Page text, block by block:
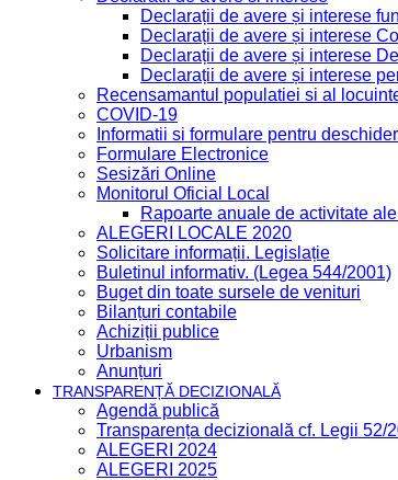
Declarații de avere și interese
Declarații de avere și interese
Declarații de avere și interese
Declarații de avere și interese
Recensamantul populatiei si al
COVID-19
Informatii si formulare pentru
Formulare Electronice
Sesizări Online
Monitorul Oficial Local
Rapoarte anuale de activitate
ALEGERI LOCALE 2020
Solicitare informații. Legislație
Buletinul informativ. (Legea 544/2001)
Buget din toate sursele de venituri
Bilanțuri contabile
Achiziții publice
Urbanism
Anunțuri
TRANSPARENȚĂ DECIZIONALĂ
Agendă publică
Transparența decizională cf. Legii 52/
ALEGERI 2024
ALEGERI 2025